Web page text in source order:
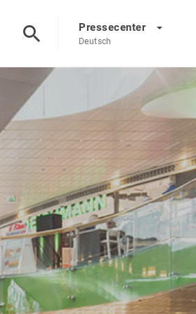
Pressecenter
Deutsch
EN